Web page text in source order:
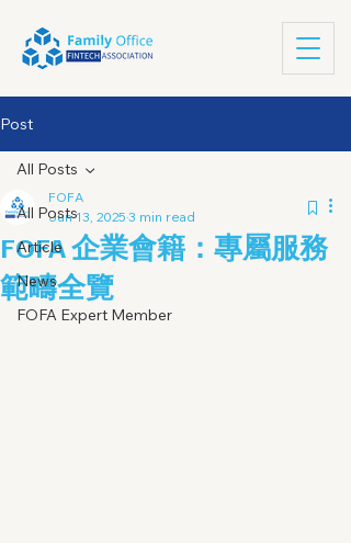
Post
All Posts
Article
News
FOFA Expert Member
All Posts
FOFA 企業會籍：專屬服務
範疇全覽
FOFA
Jun 13, 2025 3 min read